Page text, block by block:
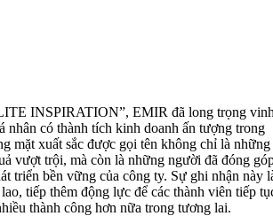
INSPIRATION”, EMIR đã long trọng
nhân có thành tích kinh doanh ấn tượng trong
mặt xuất sắc được gọi tên không chỉ là những
vượt trội, mà còn là những người đã đóng
triển bền vững của công ty. Sự ghi nhận này
tiếp thêm động lực để các thành viên tiếp
thành công hơn nữa trong tương lai.